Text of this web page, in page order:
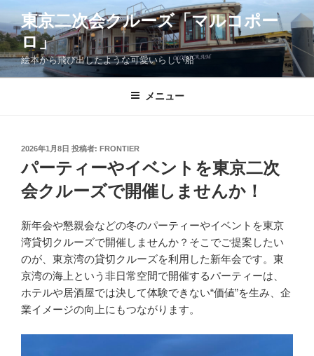
ン
テ
ン
ツ
東京二次会クルーズ「マルコポー
ロ」
絵本から飛び出したような可愛いらしい船
メニュー
投
日:
2026年1月8日 投稿者: FRONTIER
パーティーやイベントを東京二次
会クルーズで開催しませんか！
新年会や懇親会などの冬のパーティーやイベントを東京
湾貸切クルーズで開催しませんか？そこでご提案したい
のが、東京湾の貸切クルーズを利用した新年会です。東
京湾の海上という非日常空間で開催するパーティーは、
ホテルや居酒屋では決して体験できない“価値”を生み、企
業イメージの向上にもつながります。